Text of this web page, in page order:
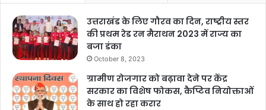
उत्तराखंड के लिए गौरव का दिन, राष्ट्रीय स्तर
की प्रथम रेड रन मैराथन 2023 में राज्य का
बजा डंका
October 8, 2023
ग्रामीण रोजगार को बढ़ावा देने पर केंद्र
सरकार का विशेष फोकस, कैप्टिव नियोक्ताओं
के साथ हो रहा करार